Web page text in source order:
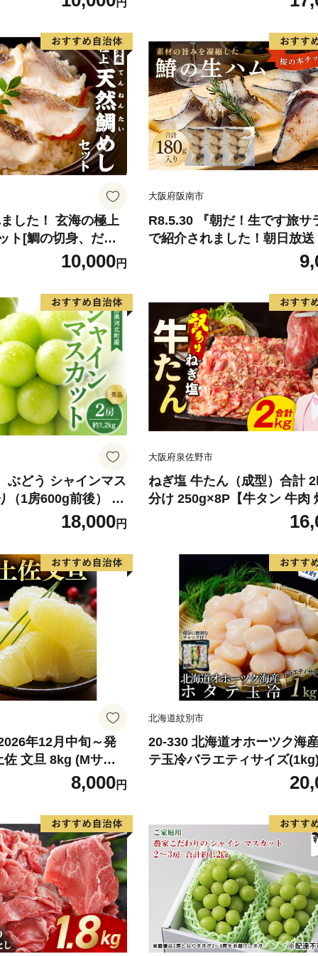
末頃出荷》 予約
名郡玉東町『松田
スイーツ フルーツ
デザート スムージー SDG`s
円
ん 果物 くだもの フルーツ
旬の果物 旬のフルーツ
した！ 玄海の極上
ト[鯛の切身、だし
だし]【010-0001】
10,000円
大阪府阪南市
R8.5.30 『朝だ！生です旅サ
で紹介されました！朝日放
テレビ） 鰆の生ハム ×3パッ
パックあたり、約15g × 約4
ぶどう シャインマス
（1房600g前後） 秀
産【山形eLab】 ka
18,000円
大阪府泉佐野市
ねぎ塩 牛たん（成型）合計
分け 250g×8P【牛タン 牛肉
薄切り 訳あり サイズ不揃い
年12月中旬～発
佐 文旦 8kg (Mサイ
ックス) 8000円 わけ
かん mikan 蜜柑
家庭用 産地直送 国
間限定 特産品 サイズ
とファーム 愛南町
8,000円
北海道紋別市
20-330 北海道オホーツク海
テ玉冷バラエティサイズ